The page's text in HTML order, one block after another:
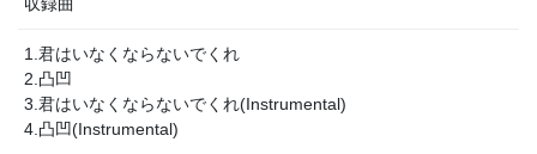
1.君はいなくならないでくれ
2.凸凹
3.君はいなくならないでくれ(Instrumental)
4.凸凹(Instrumental)